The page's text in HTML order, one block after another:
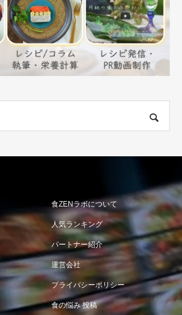
食ZENラボについて
人気ランキング
パートナー紹介
運営会社
プライバシーポリシー
食の悩み 投稿